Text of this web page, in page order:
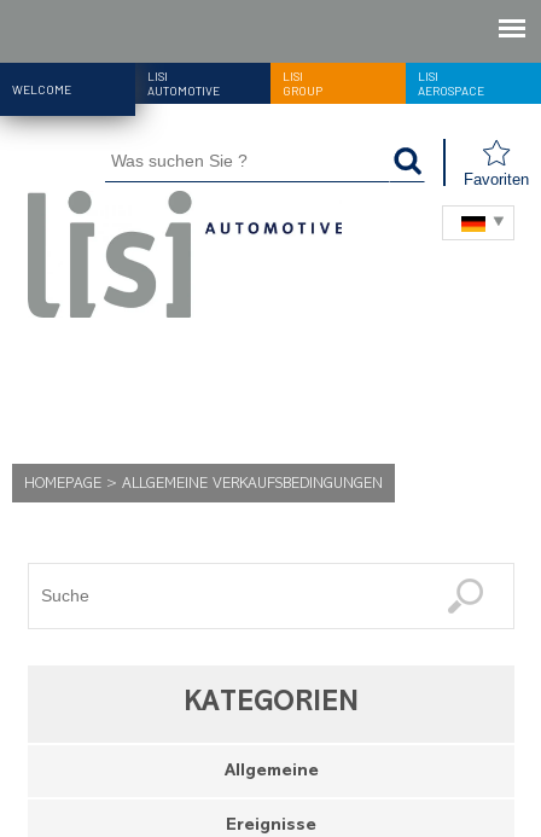
WELCOME
LISI
AUTOMOTIVE
LISI
GROUP
LISI
AEROSPACE
Favoriten
HOMEPAGE > ALLGEMEINE VERKAUFSBEDINGUNGEN
KATEGORIEN
Allgemeine
Ereignisse